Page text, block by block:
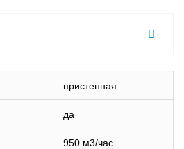
пристенная
да
950 м3/час